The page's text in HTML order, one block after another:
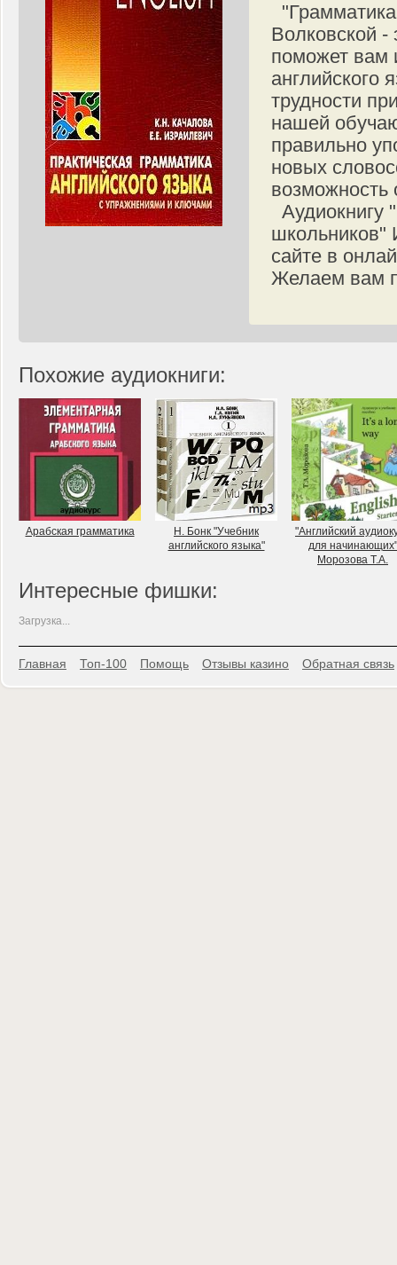
Волковской -
поможет вам
английского
трудности
нашей
правильно
новых
возможность
Аудиокнигу
школьников"
сайте в
Желаем вам
Похожие аудиокниги:
Арабская грамматика
Н. Бонк "Учебник
английского языка"
"Английский
для начинающих"
Морозова Т.А.
Интересные фишки:
Загрузка...
Главная Топ-100 Помощь Отзывы казино Обратная связь